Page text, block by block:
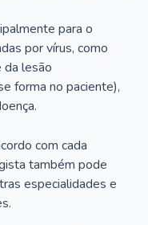
para o
por vírus, como
da lesão
forma no paciente),
com cada
também pode
especialidades e